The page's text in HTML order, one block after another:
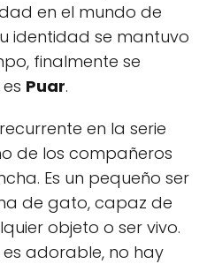
en el mundo de
identidad se mantuvo
finalmente se
Puar.
en la serie
de los compañeros
Es un pequeño ser
de gato, capaz de
objeto o ser vivo.
adorable, no hay